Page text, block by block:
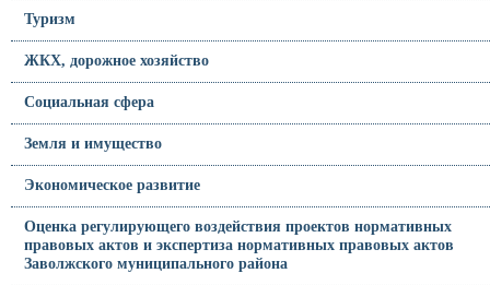
Туризм
ЖКХ, дорожное хозяйство
Социальная сфера
Земля и имущество
Экономическое развитие
Оценка регулирующего воздействия проектов нормативных
правовых актов и экспертиза нормативных правовых актов
Заволжского муниципального района